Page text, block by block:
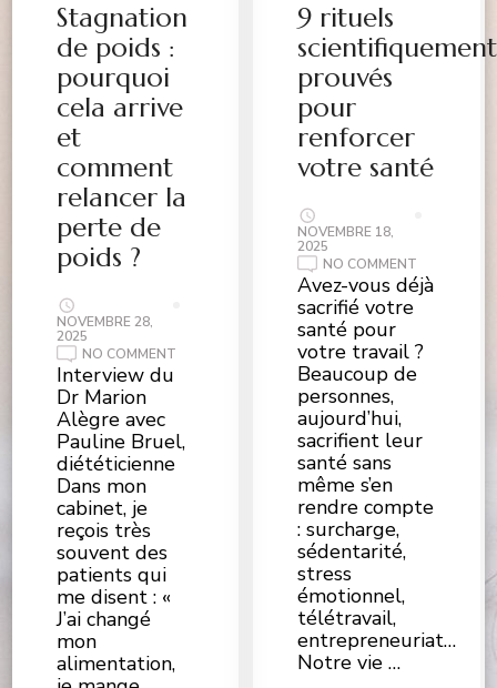
Stagnation
de poids :
pourquoi
cela arrive
et
comment
relancer la
perte de
poids ?
NOVEMBRE 28,
2025
NO COMMENT
CELA
ARRIVE
Interview du
Dr Marion
Alègre avec
Pauline Bruel,
diététicienne
Dans mon
cabinet, je
reçois très
souvent des
patients qui
me disent : «
J’ai changé
mon
alimentation,
9 rituels
scientifiquement
prouvés
pour
renforcer
votre santé
NOVEMBRE 18,
2025
NO COMMENT
9
RITUELS
RENFORCER
VOTRE
SANTÉ
Avez-vous déjà
sacrifié votre
santé pour
votre travail ?
Beaucoup de
personnes,
aujourd’hui,
sacrifient leur
santé sans
même s’en
rendre compte
: surcharge,
sédentarité,
stress
émotionnel,
télétravail,
entrepreneuriat…
Notre vie …